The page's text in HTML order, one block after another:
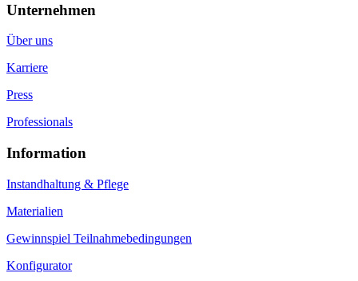
Unternehmen
Über uns
Karriere
Press
Professionals
Information
Instandhaltung & Pflege
Materialien
Gewinnspiel Teilnahmebedingungen
Konfigurator